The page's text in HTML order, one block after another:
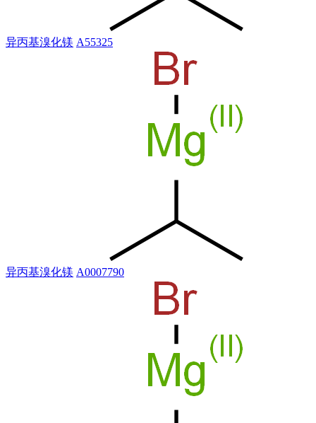
异丙基溴化镁 A55325
异丙基溴化镁 A0007790